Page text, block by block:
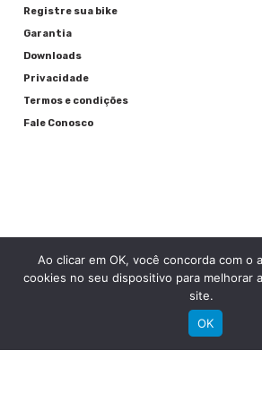
Registre sua bike
Garantia
Downloads
Privacidade
Termos e condições
Fale Conosco
RECEBA NOSSAS NOVIDADES POR E-MAIL
Ao clicar em OK, você concorda com o
cookies no seu dispositivo para melhorar
site.
OK